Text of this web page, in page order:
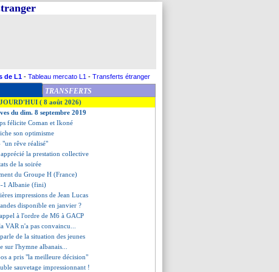
de L1 - Tableau mercato L1 - Transferts étranger
TRANSFERTS
( 8 août 2026)
du dim. 8 septembre 2019
félicite Coman et Ikoné
son optimisme
"un rêve réalisé"
la prestation collective
de la soirée
du Groupe H (France)
1 Albanie (fini)
impressions de Jean Lucas
disponible en janvier ?
à l'ordre de M6 à GACP
VAR n'a pas convaincu...
de la situation des jeunes
sur l'hymne albanais...
a pris "la meilleure décision"
sauvetage impressionnant !